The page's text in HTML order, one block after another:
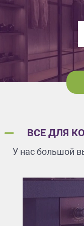
ВСЕ ДЛЯ
У нас большой